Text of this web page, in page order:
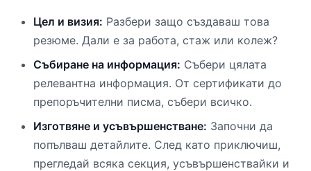
Цел и визия: Разбери защо създаваш това
резюме. Дали е за работа, стаж или колеж?
Събиране на информация: Събери цялата
релевантна информация. От сертификати до
препоръчителни писма, събери всичко.
Изготвяне и усъвършенстване: Започни да
попълваш детайлите. След като приключиш,
прегледай всяка секция, усъвършенствайки и